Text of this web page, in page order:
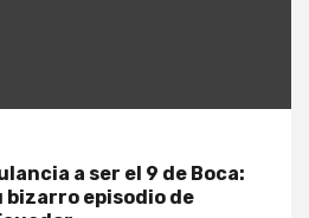
a ser el 9 de Boca:
bizarro episodio de